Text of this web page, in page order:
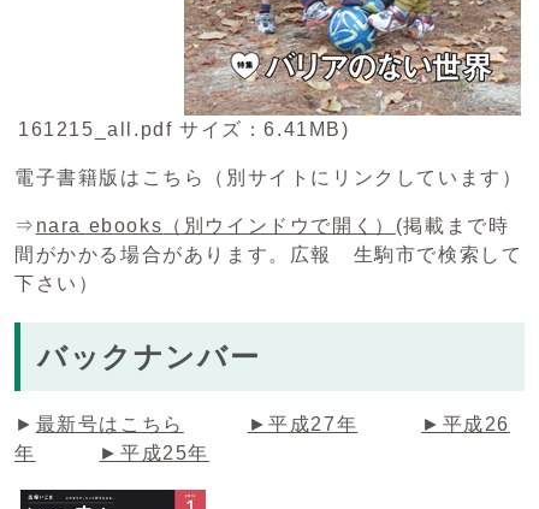
161215_all.pdf サイズ：6.41MB)
電子書籍版はこちら（別サイトにリンクしています）
⇒ nara ebooks （別ウインドウで開く） (掲載まで時
間がかかる場合があります。広報 生駒市で検索して
下さい）
バックナンバー
► 最新号はこちら ►平成27年
►平成26
年
►平成25年